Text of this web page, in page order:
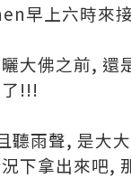
早上六時來
大佛之前,
!!!
聽雨聲, 是大
下拿出來吧,